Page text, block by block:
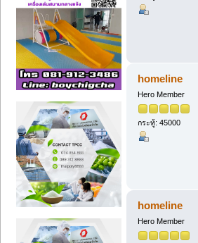
homeline
Hero Member
กระทู้: 45000
homeline
Hero Member